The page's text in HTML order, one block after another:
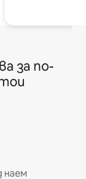
за по-
наем